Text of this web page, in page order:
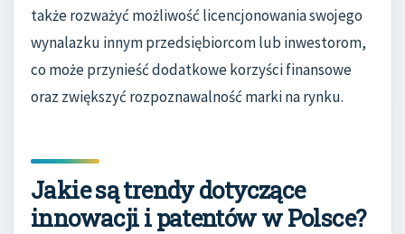
także rozważyć możliwość licencjonowania swojego
wynalazku innym przedsiębiorcom lub inwestorom,
co może przynieść dodatkowe korzyści finansowe
oraz zwiększyć rozpoznawalność marki na rynku.
Jakie są trendy dotyczące
innowacji i patentów w Polsce?